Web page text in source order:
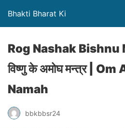
Bhakti Bharat Ki
Rog Nashak Bishnu
विष्णु के अमोघ मन्त्र |
Namah
bbkbbsr24